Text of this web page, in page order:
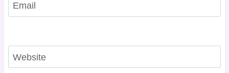
Email
Website